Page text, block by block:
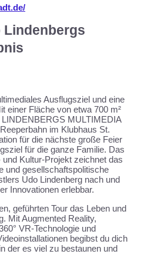
Lindenbergs
Ausflugsziel und eine
einer Fläche von etwa 700 m²
MULTIMEDIA
im Klubhaus St.
für die nächste große Feier
für die ganze Familie. Das
Kultur-Projekt zeichnet das
und gesellschaftspolitische
Udo Lindenberg nach und
Innovationen erlebbar.
geführten Tour das Leben und
Mit Augmented Reality,
VR-Technologie und
begibst du dich
der es viel zu bestaunen und